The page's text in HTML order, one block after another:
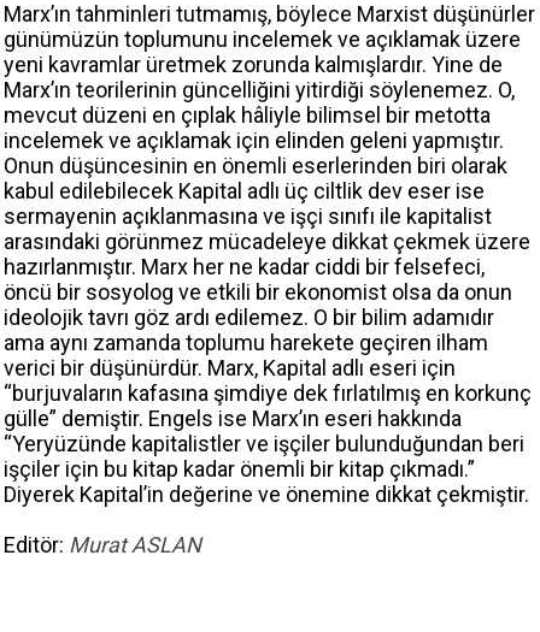
Marx’ın tahminleri tutmamış, böylece Marxist düşünürler
günümüzün toplumunu incelemek ve açıklamak üzere
yeni kavramlar üretmek zorunda kalmışlardır. Yine de
Marx’ın teorilerinin güncelliğini yitirdiği söylenemez. O,
mevcut düzeni en çıplak hâliyle bilimsel bir metotta
incelemek ve açıklamak için elinden geleni yapmıştır.
Onun düşüncesinin en önemli eserlerinden biri olarak
kabul edilebilecek Kapital adlı üç ciltlik dev eser ise
sermayenin açıklanmasına ve işçi sınıfı ile kapitalist
arasındaki görünmez mücadeleye dikkat çekmek üzere
hazırlanmıştır. Marx her ne kadar ciddi bir felsefeci,
öncü bir sosyolog ve etkili bir ekonomist olsa da onun
ideolojik tavrı göz ardı edilemez. O bir bilim adamıdır
ama aynı zamanda toplumu harekete geçiren ilham
verici bir düşünürdür. Marx, Kapital adlı eseri için
“burjuvaların kafasına şimdiye dek fırlatılmış en korkunç
gülle” demiştir. Engels ise Marx’ın eseri hakkında
“Yeryüzünde kapitalistler ve işçiler bulunduğundan beri
işçiler için bu kitap kadar önemli bir kitap çıkmadı.”
Diyerek Kapital’in değerine ve önemine dikkat çekmiştir.
Editör: Murat ASLAN